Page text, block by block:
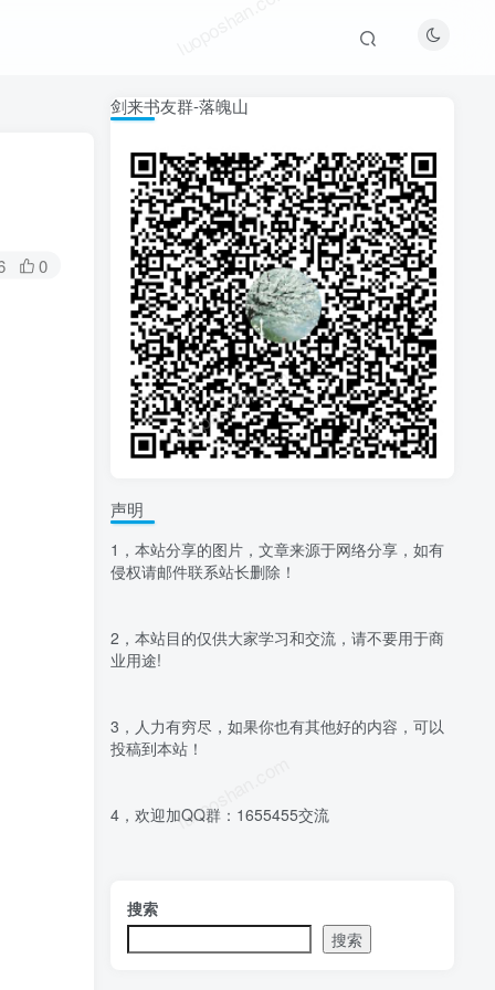
0
luoposhan.com
luoposhan.com
剑来书友群-落魄山
声明
1，本站分享的图片，文章来源于网络分享，如有
侵权请邮件联系站长删除！
2，本站目的仅供大家学习和交流，请不要用于商
业用途!
3，人力有穷尽，如果你也有其他好的内容，可以
投稿到本站！
4，欢迎加QQ群：1655455交流
搜索
搜索